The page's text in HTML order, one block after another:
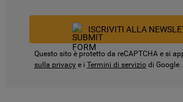
ISCRIVITI ALLA
Questo sito è protetto da reCAPTCHA e si
sulla privacy e i Termini di servizio di Google.